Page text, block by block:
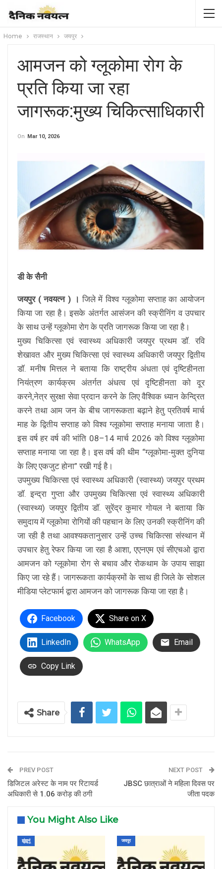
Home राजस्थान जयपुर
आमजन को ग्लूकोमा रोग के
प्रति किया जा रहा
जागरूक:मुख्य चिकित्साधिकारी
On Mar 10, 2026
डी के सैनी
जयपुर ( नवयत्न ) । जिले में विश्व ग्लूकोमा सप्ताह का आयोजन
किया जा रहा है। इसके अंतर्गत आसंजन की स्क्रीनिंग व उपचार
के साथ उन्हें ग्लूकोमा रोग के प्रति जागरूक किया जा रहा है।
मुख्य चिकित्सा एवं स्वास्थ्य अधिकारी जयपुर प्रथम डॉ. रवि
शेखावत और मुख्य चिकित्सा एवं स्वास्थ्य अधिकारी जयपुर द्वितीय
डॉ. मनीष मित्तल ने बताया कि राष्ट्रीय अंधता एवं दृष्टिहीनता
नियंत्रण कार्यक्रम अंतर्गत अंधत्व एवं दृष्टिहीनता को दूर
करने,नेत्र सुरक्षा सेवा प्रदान करने के लिए वैश्विक ध्यान केन्द्रित
करने तथा आम जन के बीच जागरूकता बढ़ाने हेतु प्रतिवर्ष मार्च
माह के द्वितीय सप्ताह को विश्व ग्लूकोमा सप्ताह मनाया जाता है।
इस वर्ष हर वर्ष की भांति 08–14 मार्च 2026 को विश्व ग्लूकोमा
सप्ताह मनाया जा रहा है। इस वर्ष की थीम “ग्लूकोमा-मुक्त दुनिया
के लिए एकजुट होना” रखी गई है।
उपमुख्य चिकित्सा एवं स्वास्थ्य अधिकारी (स्वास्थ्य) जयपुर प्रथम
डॉ. इन्द्रा गुप्ता और उपमुख्य चिकित्सा एवं स्वास्थ्य अधिकारी
(स्वास्थ्य) जयपुर द्वितीय डॉ. सुरेंद्र कुमार गोयल ने बताया कि
समुदाय में ग्लूकोमा रोगियों की पहचान के लिए उनकी स्क्रीनिंग की
जा रही है तथा आवश्यकतानुसार उन्हें उच्च चिकित्सा संस्थान में
उपचार हेतु रेफर किया जा रहा है आशा, एएनएम एवं सीएचओ द्वारा
आमजन को ग्लूकोमा रोग से बचाव और रोकथाम के उपाय साझा
किए जा रहे हैं। जागरूकता कार्यक्रमों के साथ ही जिले के सोशल
मीडिया प्लेटफार्म द्वारा आमजन को जागरूक किया जा रहा है।
Facebook Share on X
LinkedIn WhatsApp Email
Copy Link
Share
PREV POST
डिजिटल अरेस्ट के नाम पर रिटायर्ड
अधिकारी से 1.06 करोड़ की ठगी
NEXT POST
JBSC छात्राओं ने महिला दिवस पर
जीता पदक
You Might Also Like
झुंझुनूं जयपुर